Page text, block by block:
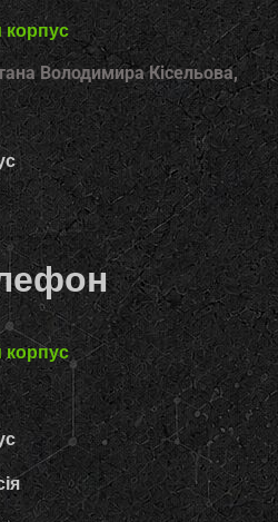
корпус
Володимира Кісельова,
корпус